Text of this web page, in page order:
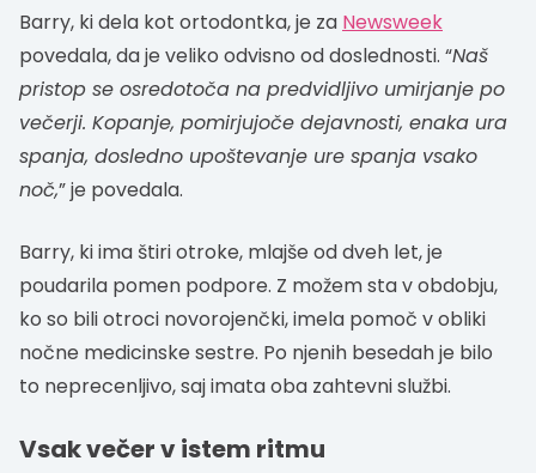
Barry, ki dela kot ortodontka, je za Newsweek
povedala, da je veliko odvisno od doslednosti. “Naš
pristop se osredotoča na predvidljivo umirjanje po
večerji. Kopanje, pomirjujoče dejavnosti, enaka ura
spanja, dosledno upoštevanje ure spanja vsako
noč,” je povedala.
Barry, ki ima štiri otroke, mlajše od dveh let, je
poudarila pomen podpore. Z možem sta v obdobju,
ko so bili otroci novorojenčki, imela pomoč v obliki
nočne medicinske sestre. Po njenih besedah je bilo
to neprecenljivo, saj imata oba zahtevni službi.
Vsak večer v istem ritmu